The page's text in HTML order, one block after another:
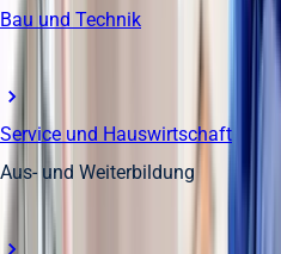
Bau und Technik
Service und Hauswirtschaft
Aus- und Weiterbildung